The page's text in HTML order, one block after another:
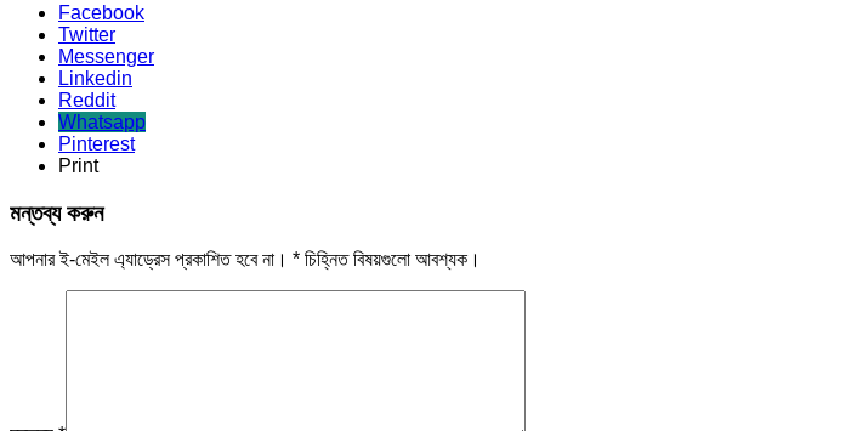
Facebook
Twitter
Messenger
Linkedin
Reddit
Whatsapp
Pinterest
Print
মন্তব্য করুন
আপনার ই-মেইল এ্যাড্রেস প্রকাশিত হবে না। * চিহ্নিত বিষয়গুলো আবশ্যক।